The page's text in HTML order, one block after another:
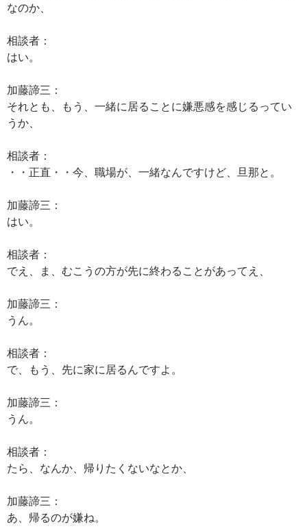
なのか、
相談者：
はい。
加藤諦三：
それとも、もう、一緒に居ることに嫌悪感を感じるってい
うか、
相談者：
・・正直・・今、職場が、一緒なんですけど、旦那と。
加藤諦三：
はい。
相談者：
でえ、ま、むこうの方が先に終わることがあってえ、
加藤諦三：
うん。
相談者：
で、もう、先に家に居るんですよ。
加藤諦三：
うん。
相談者：
たら、なんか、帰りたくないなとか、
加藤諦三：
あ、帰るのが嫌ね。